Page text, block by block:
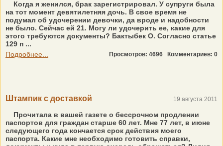
Когда я женился, брак зарегистрировал. У супруги была
на тот момент девятилетняя дочь. В свое время не
подумал об удочерении девочки, да вроде и надобности
не было. Сейчас ей 21. Могу ли удочерить ее, какие для
этого требуются документы? Бактыбек О. Согласно статье
129 п ...
Подробнее...
Просмотров: 4696 Комментариев: 0
Штампик с доставкой 19 августа 2011
Прочитала в вашей газете о бессрочном продлении
паспортов для граждан старше 60 лет. Мне 77 лет, в июне
следующего года кончается срок действия моего
паспорта. Какие мне необходимо готовить справки,